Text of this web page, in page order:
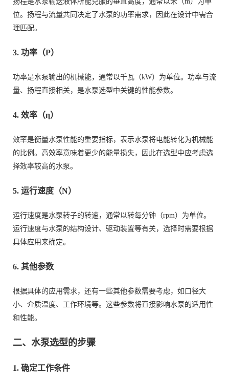
位。扬程与流量共同决定了水泵的功率需求，因此在设计中需合
理匹配。
3. 功率（P）
功率是水泵输出的机械能，通常以千瓦（kW）为单位。功率与流
量、扬程直接相关，是水泵选型中关键的性能参数。
4. 效率（η）
效率是衡量水泵性能的重要指标，表示水泵将电能转化为机械能
的比例。高效率意味着更少的能量损失，因此在选型中应考虑选
择效率较高的水泵。
5. 运行速度（N）
运行速度是水泵转子的转速，通常以转每分钟（rpm）为单位。
运行速度与水泵的结构设计、驱动装置等有关，选择时需要根据
具体应用来确定。
6. 其他参数
根据具体的应用需求，还有一些其他参数需要考虑，如口径大
小、介质温度、工作环境等。这些参数将直接影响水泵的适用性
和性能。
二、水泵选型的步骤
1. 确定工作条件